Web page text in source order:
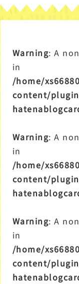
Warning: A
in
/home/
content/
Warning: A
in
/home/
content/
Warning: A
in
/home/
content/